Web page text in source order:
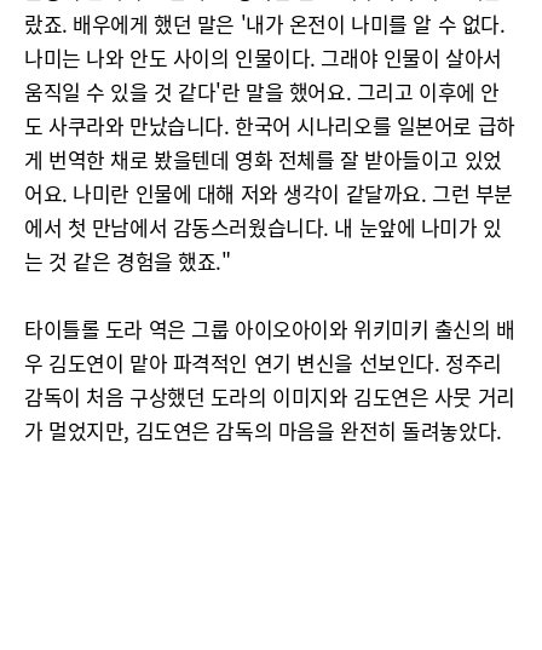
랐죠. 배우에게 했던 말은 '내가 온전이 나미를 알 수 없다.
나미는 나와 안도 사이의 인물이다. 그래야 인물이 살아서
움직일 수 있을 것 같다'란 말을 했어요. 그리고 이후에 안
도 사쿠라와 만났습니다. 한국어 시나리오를 일본어로 급하
게 번역한 채로 봤을텐데 영화 전체를 잘 받아들이고 있었
어요. 나미란 인물에 대해 저와 생각이 같달까요. 그런 부분
에서 첫 만남에서 감동스러웠습니다. 내 눈앞에 나미가 있
는 것 같은 경험을 했죠."
타이틀롤 도라 역은 그룹 아이오아이와 위키미키 출신의 배
우 김도연이 맡아 파격적인 연기 변신을 선보인다. 정주리
감독이 처음 구상했던 도라의 이미지와 김도연은 사뭇 거리
가 멀었지만, 김도연은 감독의 마음을 완전히 돌려놓았다.